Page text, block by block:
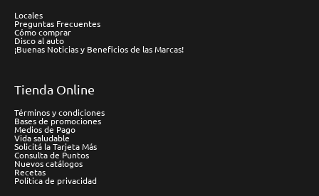
Locales
Preguntas Frecuentes
Cómo comprar
Disco al auto
¡Buenas Noticias y Beneficios de las Marcas!
Tienda Online
Términos y condiciones
Bases de promociones
Medios de Pago
Vida saludable
Solicitá la Tarjeta Más
Consulta de Puntos
Nuevos catálogos
Recetas
Política de privacidad